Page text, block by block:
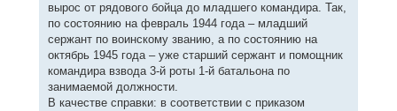
вырос от рядового бойца до младшего командира. Так,
по состоянию на февраль 1944 года – младший
сержант по воинскому званию, а по состоянию на
октябрь 1945 года – уже старший сержант и помощник
командира взвода 3-й роты 1-й батальона по
занимаемой должности.
В качестве справки: в соответствии с приказом